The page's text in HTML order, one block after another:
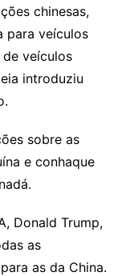
chinesas,
para veículos
veículos
introduziu
sobre as
e conhaque
Donald Trump,
as
as da China.